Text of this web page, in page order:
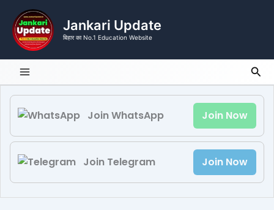
content
Jankari Update
बिहार का No.1 Education Website
Join WhatsApp Join Now
Join Telegram Join Now